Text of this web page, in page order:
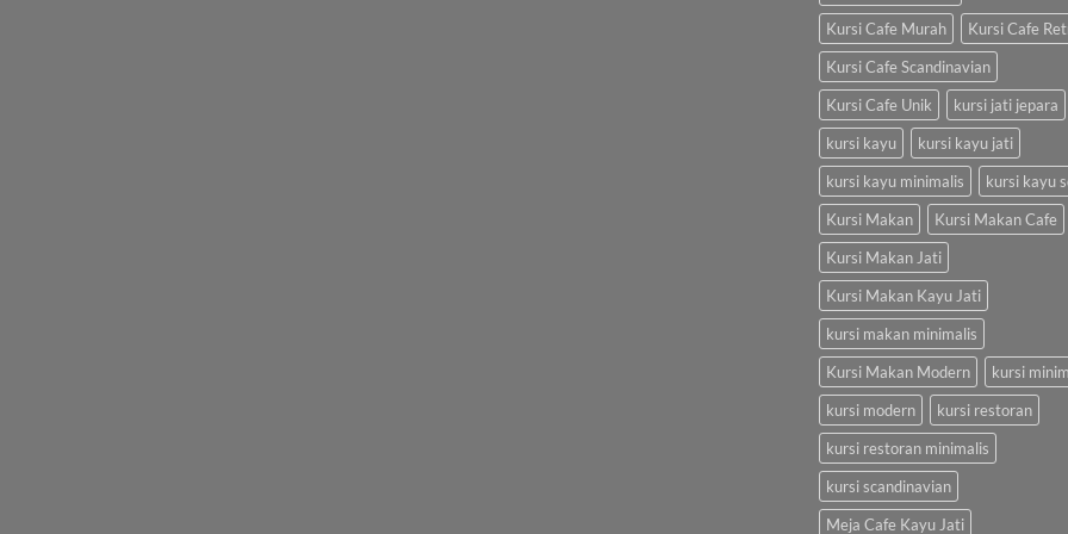
Kursi Cafe Murah
Kursi Cafe
Kursi Cafe Scandinavian
Kursi Cafe Unik
kursi jati jepara
kursi kayu
kursi kayu jati
kursi kayu minimalis
kursi kayu
Kursi Makan
Kursi Makan Cafe
Kursi Makan Jati
Kursi Makan Kayu Jati
kursi makan minimalis
Kursi Makan Modern
kursi
kursi modern
kursi restoran
kursi restoran minimalis
kursi scandinavian
Meja Cafe Kayu Jati